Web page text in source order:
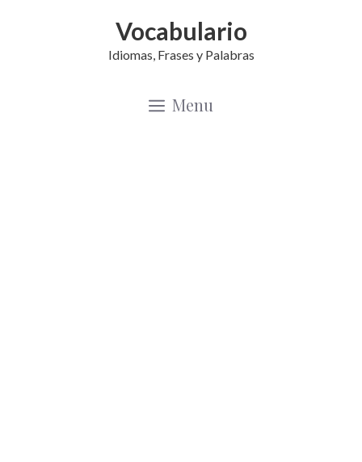
Vocabulario
Idiomas, Frases y Palabras
Menu